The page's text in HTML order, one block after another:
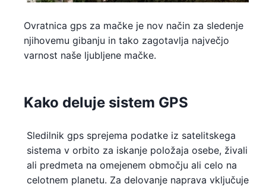
Ovratnica gps za mačke je nov način za sledenje
njihovemu gibanju in tako zagotavlja največjo
varnost naše ljubljene mačke.
Kako deluje sistem GPS
Sledilnik gps sprejema podatke iz satelitskega
sistema v orbito za iskanje položaja osebe, živali
ali predmeta na omejenem območju ali celo na
celotnem planetu. Za delovanje naprava vključuje